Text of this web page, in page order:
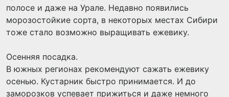
полосе и даже на Урале. Недавно появились
морозостойкие сорта, в некоторых местах Сибири
тоже стало возможно выращивать ежевику.
Осенняя посадка.
В южных регионах рекомендуют сажать ежевику
осенью. Кустарник быстро принимается. И до
заморозков успевает прижиться и даже немного